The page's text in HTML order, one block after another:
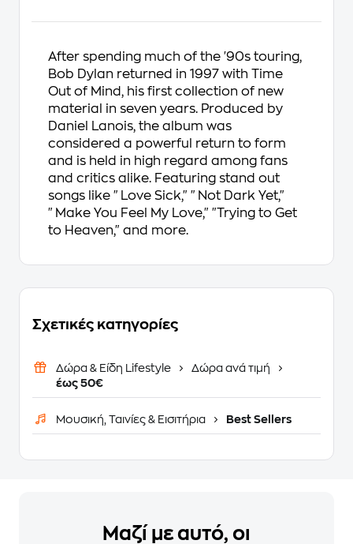
After spending much of the '90s touring,
Bob Dylan returned in 1997 with Time
Out of Mind, his first collection of new
material in seven years. Produced by
Daniel Lanois, the album was
considered a powerful return to form
and is held in high regard among fans
and critics alike. Featuring stand out
songs like "Love Sick," "Not Dark Yet,"
"Make You Feel My Love," "Trying to Get
to Heaven," and more.
Σχετικές κατηγορίες
Δώρα & Είδη Lifestyle
Δώρα ανά τιμή
έως 50€
Μουσική, Ταινίες & Εισιτήρια Best Sellers
Μαζί με αυτό, οι